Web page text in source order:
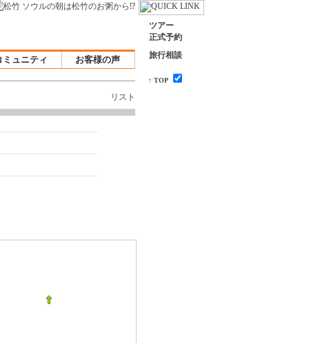
ミュニティ お客様の声
リスト
ツアー
正式予約
旅行相談
↑ TOP